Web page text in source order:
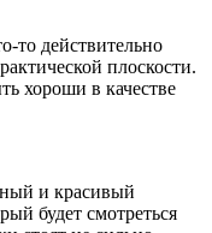
то действительно
плоскости.
хороши в качестве
и красивый
будет смотреться